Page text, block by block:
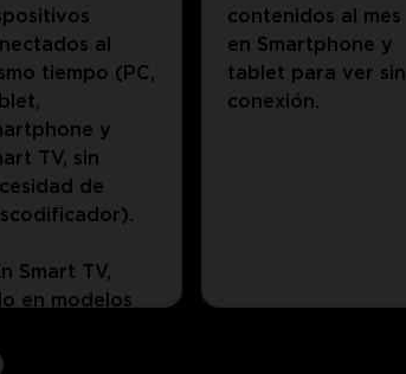
al
tiempo (PC,
y
TV, sin
de
Smart TV,
en modelos
Samsung y
contenidos al mes
en Smartphone y
tablet para ver sin
conexión.